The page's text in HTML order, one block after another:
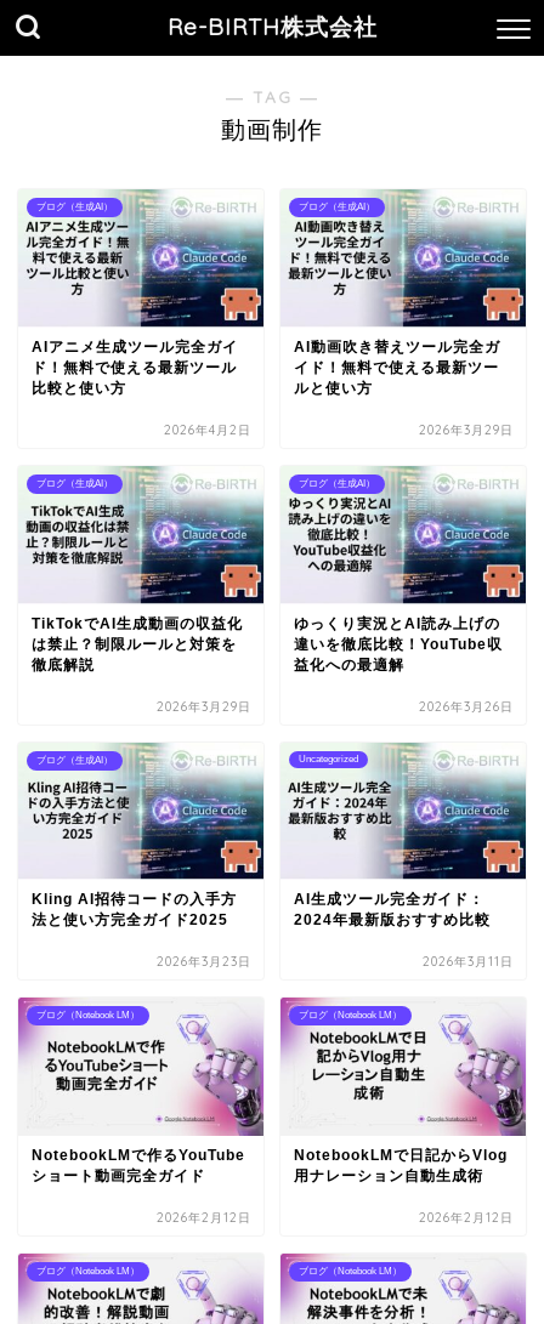
Re-BIRTH株式会社
― TAG ―
動画制作
ブログ（生成AI）
AIアニメ生成ツール完全ガイ
ド！無料で使える最新ツール
比較と使い方
2026年4月2日
ブログ（生成AI）
AI動画吹き替えツール完全ガ
イド！無料で使える最新ツー
ルと使い方
2026年3月29日
ブログ（生成AI）
TikTokでAI生成動画の収益化
は禁止？制限ルールと対策を
徹底解説
2026年3月29日
ブログ（生成AI）
ゆっくり実況とAI読み上げの
違いを徹底比較！YouTube収
益化への最適解
2026年3月26日
ブログ（生成AI）
Kling AI招待コードの入手方
法と使い方完全ガイド2025
2026年3月23日
Uncategorized
AI生成ツール完全ガイド：
2024年最新版おすすめ比較
2026年3月11日
ブログ（Notebook LM）
NotebookLMで作るYouTube
ショート動画完全ガイド
2026年2月12日
ブログ（Notebook LM）
NotebookLMで日記からVlog
用ナレーション自動生成術
2026年2月12日
ブログ（Notebook LM） ブログ（Notebook LM）